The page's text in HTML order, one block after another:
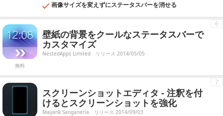
画像サイズを変えずにステータスバーを消せる
無料
壁紙の背景をクールなステータスバーで
カスタマイズ
NestedApps Limited リリース 2014/05/05
6
スクリーンショットエディタ - 注釈を付
けるとスクリーンショットを強化
Mayank Sanganeria リリース 2014/09/03
7